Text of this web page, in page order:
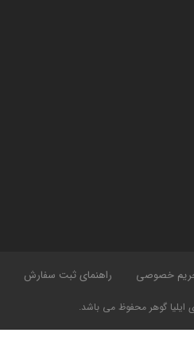
ایلیا گوهر محفوظ می باشد.
خصوصی راهنمای ثبت سفارش